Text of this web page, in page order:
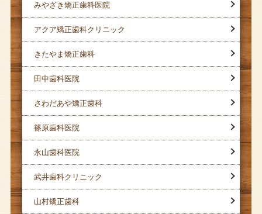
みやざき矯正歯科医院
アクア矯正歯科クリニック
きたやま矯正歯科
田中歯科医院
さわだあや矯正歯科
篠原歯科医院
永山歯科医院
武井歯科クリニック
山村矯正歯科